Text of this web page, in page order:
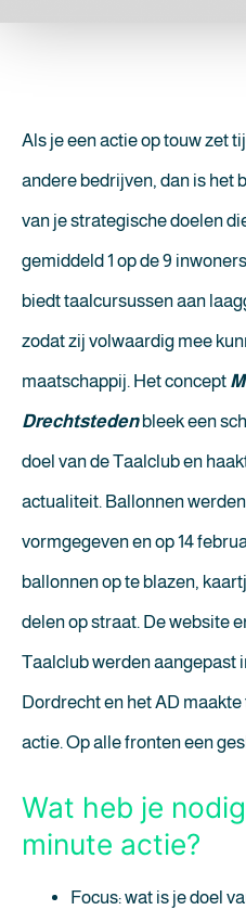
Als je een actie op touw zet
andere bedrijven, dan is het
van je strategische doelen
gemiddeld 1 op de 9
biedt taalcursussen aan
zodat zij volwaardig mee
maatschappij. Het concept
Drechtstedenbleek een
doel van de Taalclub en
actualiteit. Ballonnen
vormgegeven en op 14
ballonnen op te blazen,
delen op straat. De website
Taalclub werden aangepast
Dordrecht en het AD maakte
actie. Op alle fronten een
Wat heb je
minute actie?
Focus: wat is je doel